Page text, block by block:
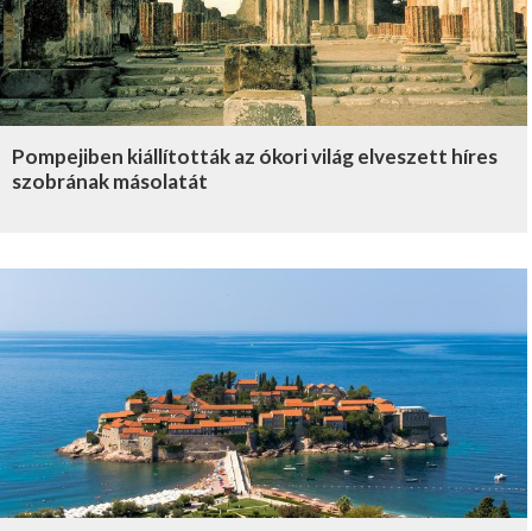
Pompejiben kiállították az ókori világ elveszett híres
szobrának másolatát